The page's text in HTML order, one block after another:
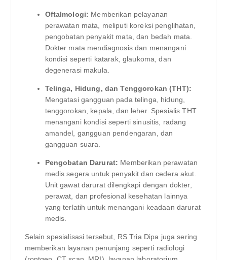
Oftalmologi: Memberikan pelayanan
perawatan mata, meliputi koreksi penglihatan,
pengobatan penyakit mata, dan bedah mata.
Dokter mata mendiagnosis dan menangani
kondisi seperti katarak, glaukoma, dan
degenerasi makula.
Telinga, Hidung, dan Tenggorokan (THT):
Mengatasi gangguan pada telinga, hidung,
tenggorokan, kepala, dan leher. Spesialis THT
menangani kondisi seperti sinusitis, radang
amandel, gangguan pendengaran, dan
gangguan suara.
Pengobatan Darurat: Memberikan perawatan
medis segera untuk penyakit dan cedera akut.
Unit gawat darurat dilengkapi dengan dokter,
perawat, dan profesional kesehatan lainnya
yang terlatih untuk menangani keadaan darurat
medis.
Selain spesialisasi tersebut, RS Tria Dipa juga sering
memberikan layanan penunjang seperti radiologi